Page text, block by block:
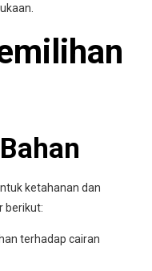
ketahanan dan
berikut:
terhadap cairan